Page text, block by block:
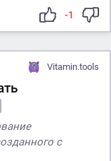
-1
Vitamin.tools
с